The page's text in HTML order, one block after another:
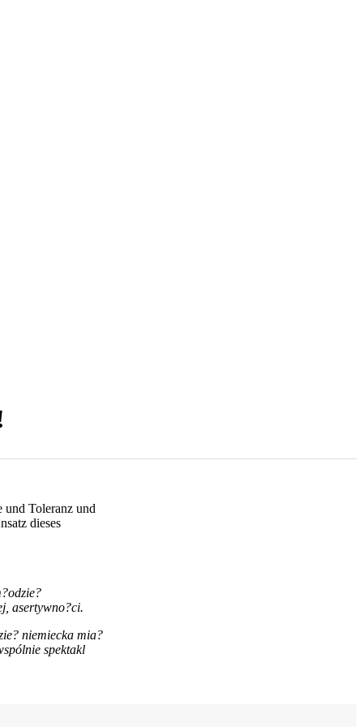
und Toleranz und
dieses
asertywno?ci.
niemiecka mia?
spektakl